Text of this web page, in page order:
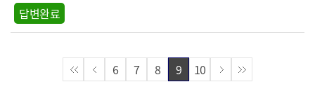
답변완료
6 7 8 9 10